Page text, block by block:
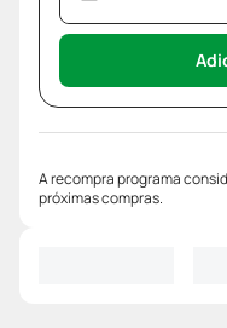
A recompra programa
próximas compras.